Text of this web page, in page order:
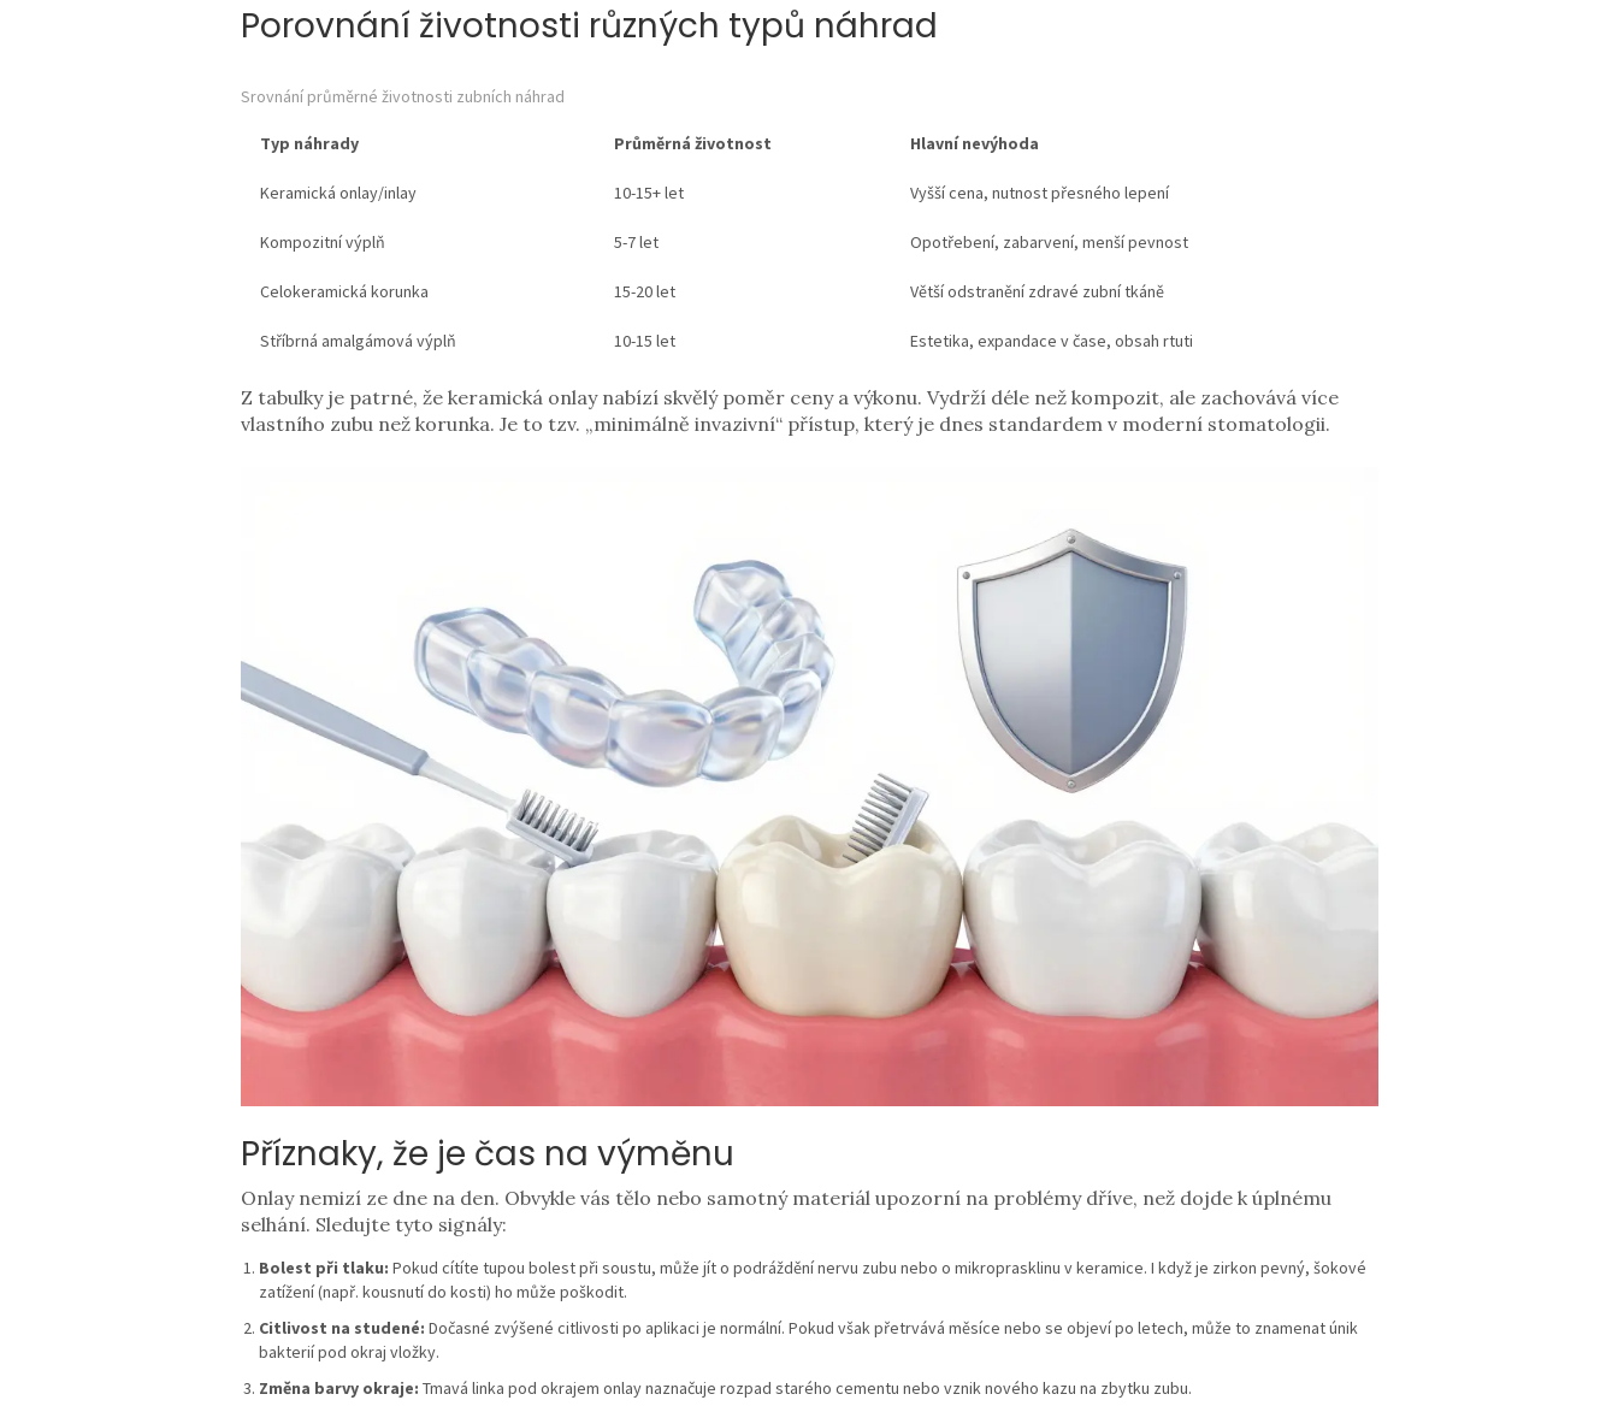
Porovnání životnosti různých typů náhrad
Srovnání průměrné životnosti zubních náhrad
Typ náhrady Průměrná životnost Hlavní nevýhoda
Keramická onlay/inlay 10-15+ let Vyšší cena, nutnost přesného lepení
Kompozitní výplň 5-7 let Opotřebení, zabarvení, menší pevnost
Celokeramická korunka 15-20 let Větší odstranění zdravé zubní tkáně
Stříbrná amalgámová výplň 10-15 let Estetika, expandace v čase, obsah rtuti
Z tabulky je patrné, že keramická onlay nabízí skvělý poměr ceny a výkonu. Vydrží déle než kompozit, ale zachovává více
vlastního zubu než korunka. Je to tzv. „minimálně invazivní“ přístup, který je dnes standardem v moderní stomatologii.
Příznaky, že je čas na výměnu
Onlay nemizí ze dne na den. Obvykle vás tělo nebo samotný materiál upozorní na problémy dříve, než dojde k úplnému
selhání. Sledujte tyto signály:
Bolest při tlaku: Pokud cítíte tupou bolest při soustu, může jít o podráždění nervu zubu nebo o mikroprasklinu v keramice. I když je zirkon pevný, šokové
zatížení (např. kousnutí do kosti) ho může poškodit.
Citlivost na studené: Dočasné zvýšené citlivosti po aplikaci je normální. Pokud však přetrvává měsíce nebo se objeví po letech, může to znamenat únik
bakterií pod okraj vložky.
Změna barvy okraje: Tmavá linka pod okrajem onlay naznačuje rozpad starého cementu nebo vznik nového kazu na zbytku zubu.